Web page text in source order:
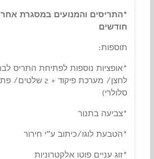
חודשים
תוספות:
*אופציות נוספות לפתיחת התריס
לחצן/ מערכת פיקוד +
סלולרי)
*צביעה בתנור
*הטבעת לוגו/כיתוב ע”י חירור
*זוג עניים פוטו אלקטרוניות